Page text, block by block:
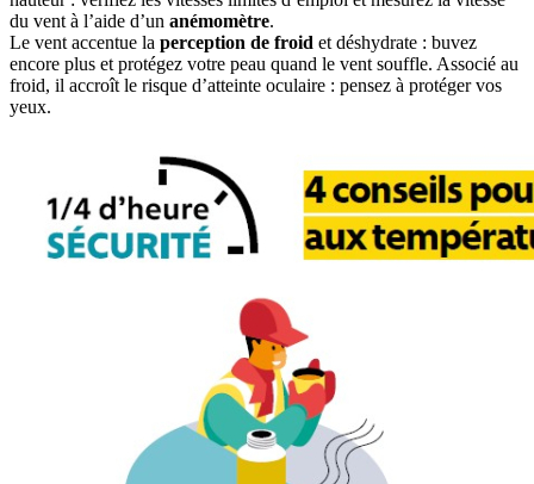
du vent à l’aide d’un anémomètre.
Le vent accentue la perception de froid et déshydrate : buvez
encore plus et protégez votre peau quand le vent souffle. Associé au
froid, il accroît le risque d’atteinte oculaire : pensez à protéger vos
yeux.